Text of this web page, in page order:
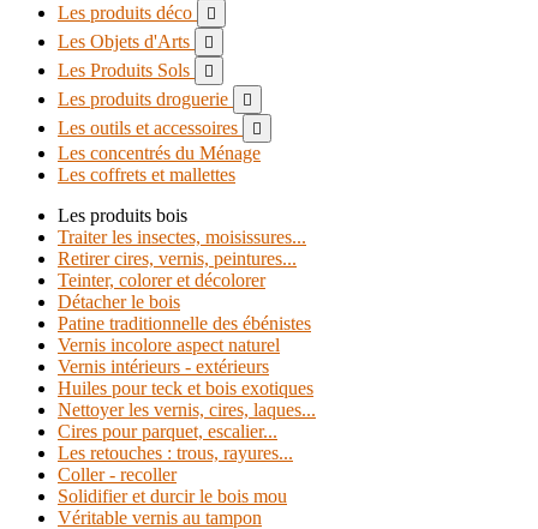
Les produits déco 
Les Objets d'Arts 
Les Produits Sols 
Les produits droguerie 
Les outils et accessoires 
Les concentrés du Ménage
Les coffrets et mallettes
Les produits bois
Traiter les insectes, moisissures...
Retirer cires, vernis, peintures...
Teinter, colorer et décolorer
Détacher le bois
Patine traditionnelle des ébénistes
Vernis incolore aspect naturel
Vernis intérieurs - extérieurs
Huiles pour teck et bois exotiques
Nettoyer les vernis, cires, laques...
Cires pour parquet, escalier...
Les retouches : trous, rayures...
Coller - recoller
Solidifier et durcir le bois mou
Véritable vernis au tampon